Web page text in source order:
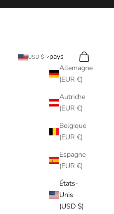
USD $
pays
Allemagne
(EUR €)
Autriche
(EUR €)
Belgique
(EUR €)
Espagne
(EUR €)
États-
Unis
(USD $)
Rechercher
Panier